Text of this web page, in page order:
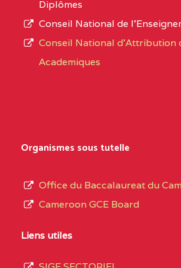
BAMENDA
BAPTIST
BILINGUAL TECHNICAL
L’offre
d’éducation
de
du
Diplômes
Conseil National de
Conseil National d'Attribution
Academiques
Organismes sous tutelle
Office du Baccalaureat du
Cameroon GCE Board
Liens utiles